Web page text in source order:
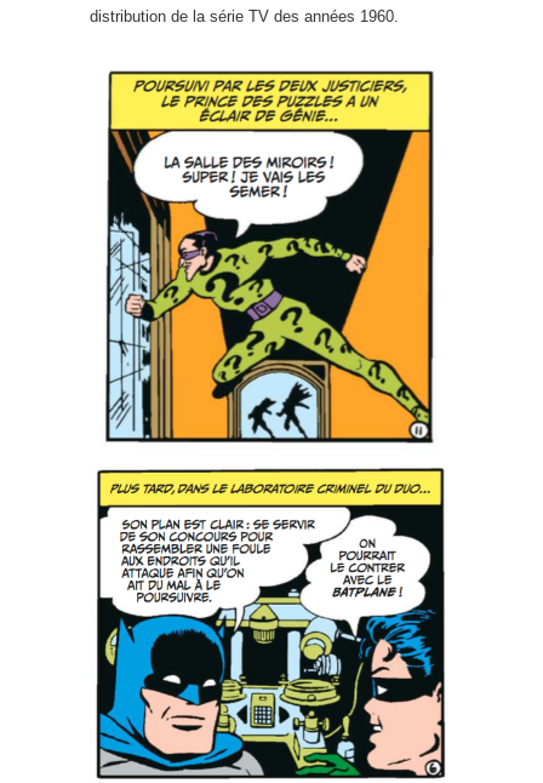
distribution de la série TV des années 1960.